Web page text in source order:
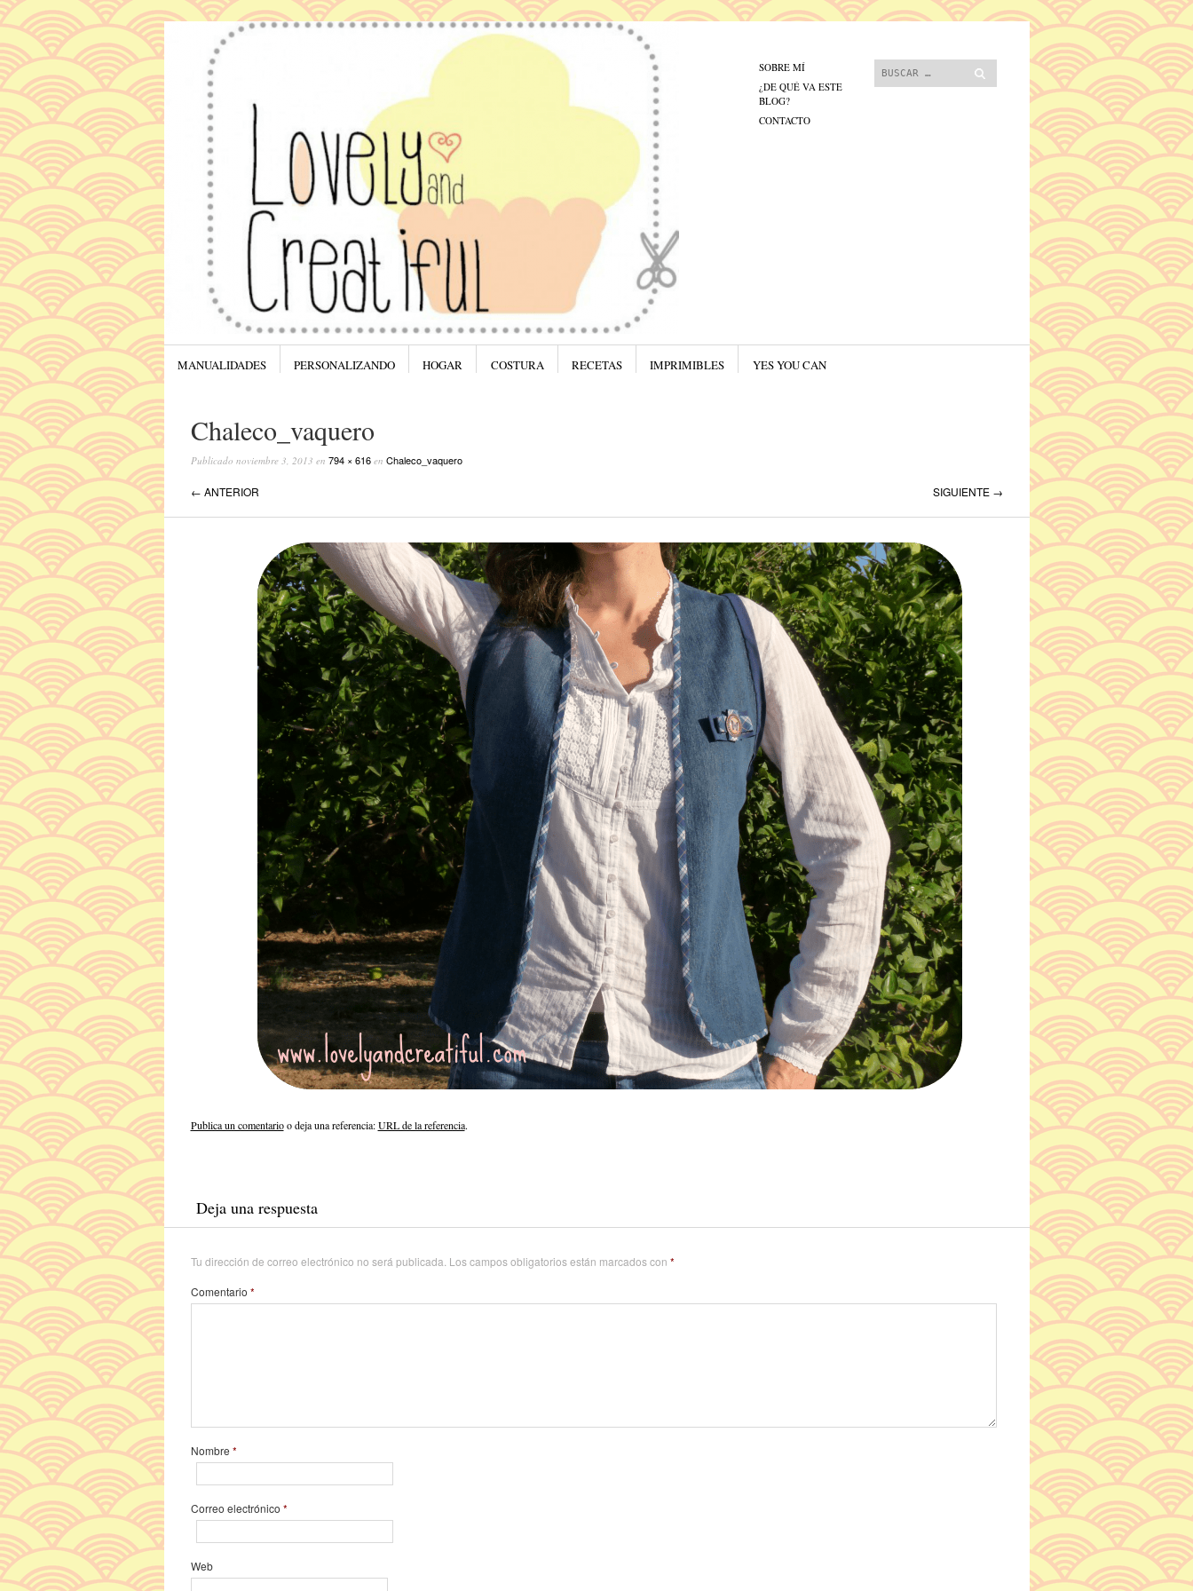
Buscar
SOBRE MÍ
¿DE QUÉ VA ESTE
BLOG?
CONTACTO
Menú
SALTAR AL CONTENIDO.
MANUALIDADES PERSONALIZANDO HOGAR COSTURA RECETAS IMPRIMIBLES YES YOU CAN
Chaleco_vaquero
Publicado noviembre 3, 2013 en 794 × 616en Chaleco_vaquero
← ANTERIOR SIGUIENTE →
Publica un comentarioo deja una referencia:URL de la referencia.
Deja una respuesta
Tu dirección de correo electrónico no será publicada. Los campos obligatorios están marcados con *
Comentario *
Nombre *
Correo electrónico *
Web